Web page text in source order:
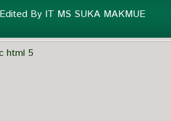
By IT MS SUKA MAKMUE